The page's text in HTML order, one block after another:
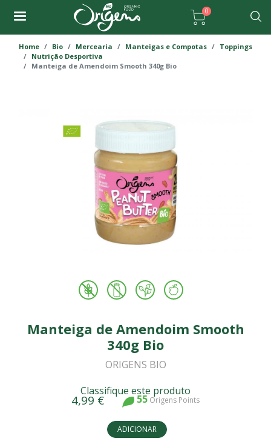
Passar
para
o
conteúdo
principal
0
Home Bio Mercearia Manteigas e Compotas
Toppings
Nutrição Desportiva
Manteiga de Amendoim Smooth 340g Bio
Manteiga de Amendoim Smooth
340g Bio
ORIGENS BIO
Classifique este produto
4,99 € 55 Origens Points
ADICIONAR